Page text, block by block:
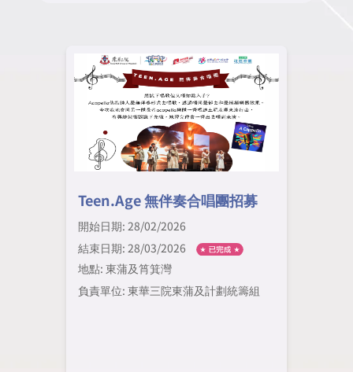
Teen.Age 無伴奏合唱團招募
開始日期: 28/02/2026
結束日期: 28/03/2026
地點: 東蒲及筲箕灣
負責單位: 東華三院東蒲及計劃統籌組